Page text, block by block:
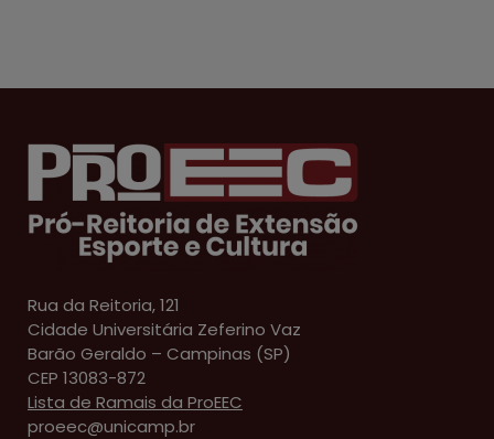
Rua da Reitoria, 121
Cidade Universitária Zeferino Vaz
Barão Geraldo – Campinas (SP)
CEP 13083-872
Lista de Ramais da ProEEC
proeec@unicamp.br